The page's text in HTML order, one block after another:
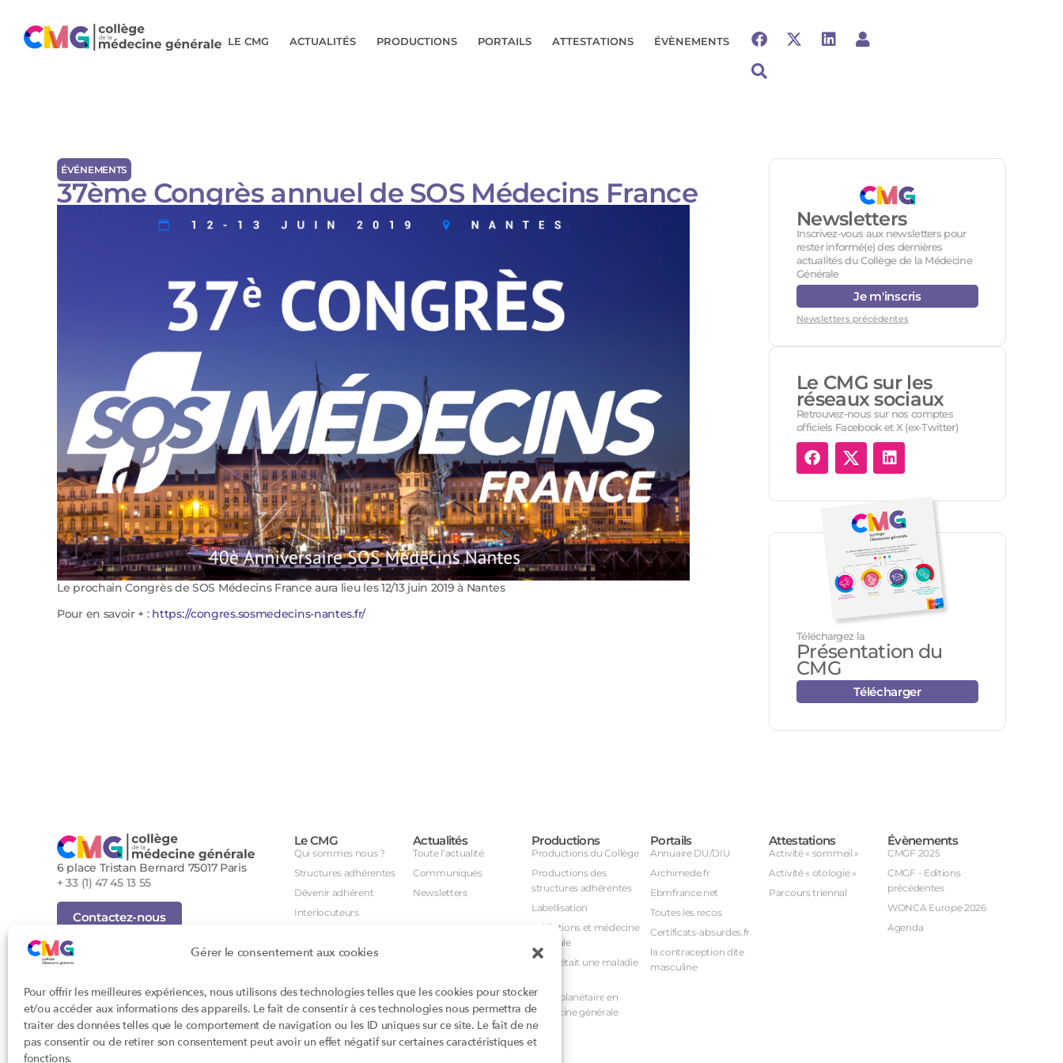
Gérer le consentement aux cookies
Pour offrir les meilleures expériences, nous utilisons des technologies telles que les cookies pour stocker
et/ou accéder aux informations des appareils. Le fait de consentir à ces technologies nous permettra de
traiter des données telles que le comportement de navigation ou les ID uniques sur ce site. Le fait de ne
pas consentir ou de retirer son consentement peut avoir un effet négatif sur certaines caractéristiques et
fonctions.
LE CMG ACTUALITÉS PRODUCTIONS PORTAILS ATTESTATIONS ÉVÈNEMENTS
ÉVÉNEMENTS
37ème Congrès annuel de SOS Médecins France
Le prochain Congrès de SOS Médecins France aura lieu les 12/13 juin 2019 à Nantes
Pour en savoir + : https://congres.sosmedecins-nantes.fr/
Newsletters
Inscrivez-vous aux newsletters pour
rester informé(e) des dernières
actualités du Collège de la Médecine
Générale
Je m'inscris
Newsletters précédentes
Le CMG sur les
réseaux sociaux
Retrouvez-nous sur nos comptes
officiels Facebook et X (ex-Twitter)
Téléchargez la
Présentation du
CMG
Télécharger
6 place Tristan Bernard 75017 Paris
+ 33 (1) 47 45 13 55
Contactez-nous
Inscription Newsletter
Foire aux questions (FAQ)
Cookies
Confidentialité
Conditions générales d'utilisation
Conception : John Brightman
Le CMG
Qui sommes nous ?
Structures adhérentes
Dévenir adhérent
Interlocuteurs
Groupes de travail
Agenda des instances
DPC
CSI
Orientations prioritaires
Actualités
Toute l’actualité
Communiqués
Newsletters
Productions
Productions du Collège
Productions des
structures adhérentes
Labellisation
Addictions et médecine
générale
Et si c’était une maladie
Santé planétaire en
médecine générale
Portails
Annuaire DU/DIU
Archimede.fr
Ebmfrance.net
Toutes les recos
Certificats-absurdes.fr
la contraception dite
masculine
Attestations
Activité « sommeil »
Activité « otologie »
Parcours triennal
Évènements
CMGF 2025
CMGF - Editions
précédentes
WONCA Europe 2026
Agenda